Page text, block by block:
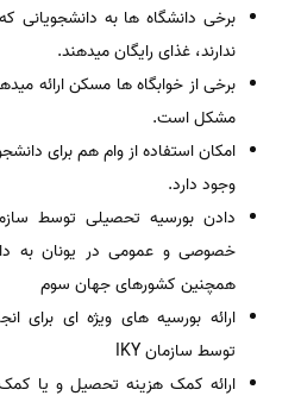
برخی دانشگاه ها به دانشجویانی
ندارند، غذای رایگان میدهند.
برخی از خوابگاه ها مسکن ارائه
مشکل است.
امکان استفاده از وام هم برای
وجود دارد.
خصوصی و عمومی در یونان به
همچنین کشورهای جهان سوم
ارائه بورسیه های ویژه ای برای
توسط سازمان IKY
ارائه کمک هزینه تحصیل و یا